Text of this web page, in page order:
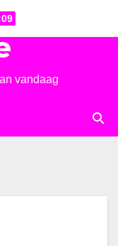
vandaag